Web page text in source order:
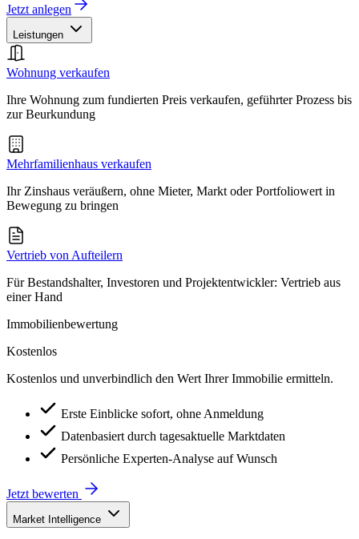
Jetzt anlegen
Leistungen
Wohnung verkaufen
Ihre Wohnung zum fundierten Preis verkaufen, geführter Prozess bis
zur Beurkundung
Mehrfamilienhaus verkaufen
Ihr Zinshaus veräußern, ohne Mieter, Markt oder Portfoliowert in
Bewegung zu bringen
Vertrieb von Aufteilern
Für Bestandshalter, Investoren und Projektentwickler: Vertrieb aus
einer Hand
Immobilienbewertung
Kostenlos
Kostenlos und unverbindlich den Wert Ihrer Immobilie ermitteln.
Erste Einblicke sofort, ohne Anmeldung
Datenbasiert durch tagesaktuelle Marktdaten
Persönliche Experten-Analyse auf Wunsch
Jetzt bewerten
Market Intelligence